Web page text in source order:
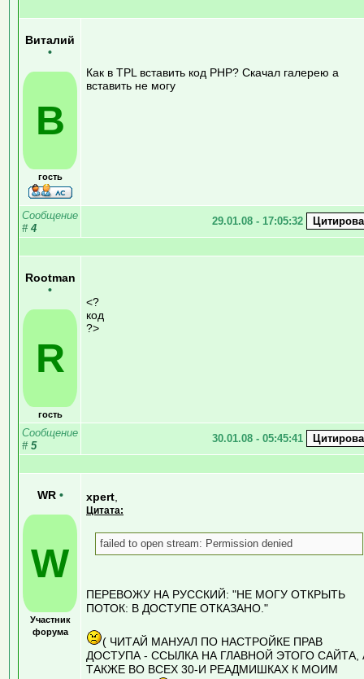
Виталий
•
В
гость
Как в TPL вставить код PHP? Скачал галерею а
вставить не могу
Сообщение
# 4
29.01.08 - 17:05:32
Rootman
•
R
гость
<?
код
?>
Сообщение
# 5
30.01.08 - 05:45:41
WR •
W
Участник
форума
xpert
Цитата:
failed to open stream: Permission denied
ПЕРЕВОЖУ НА РУССКИЙ: "НЕ МОГУ ОТКРЫТЬ
ПОТОК: В ДОСТУПЕ ОТКАЗАНО."
( ЧИТАЙ МАНУАЛ ПО НАСТРОЙКЕ ПРАВ
ДОСТУПА - ССЫЛКА НА ГЛАВНОЙ ЭТОГО САЙТА,
ТАКЖЕ ВО ВСЕХ 30-И РЕАДМИШКАХ К МОИМ